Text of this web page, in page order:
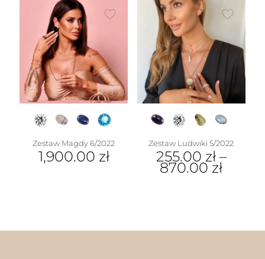
Zestaw Magdy 6/2022
1,900.00 zł
Zestaw Ludwiki 5/2022
255.00 zł–
870.00 zł